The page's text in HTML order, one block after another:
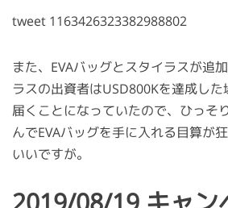
tweet 1163426323382988802
また、EVAバッグとスタイラスが追
ラスの出資者はUSD800Kを達成した
届くことになっていたので、ひっそ
んでEVAバッグを手に入れる目算が
いいですが。
2019/08/19 キャン